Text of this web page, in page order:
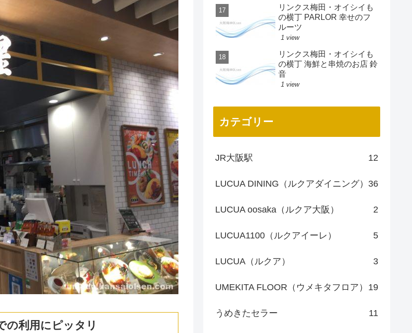
の利用にピッタリ
リンクス梅田・オイシイも
の横丁 PARLOR 幸せのフ
ルーツ
1 view
リンクス梅田・オイシイも
の横丁 海鮮と串焼のお店 鈴
音
1 view
カテゴリー
JR大阪駅 12
LUCUA DINING（ルクアダイニング） 36
LUCUA oosaka（ルクア大阪） 2
LUCUA1100（ルクアイーレ） 5
LUCUA（ルクア） 3
UMEKITA FLOOR（ウメキタフロア） 19
うめきたセラー 11